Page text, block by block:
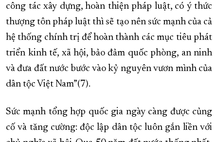
công tác xây dựng, hoàn thiện pháp luật, có ý thức
thượng tôn pháp luật thì sẽ tạo nên sức mạnh của cả
hệ thống chính trị để hoàn thành các mục tiêu phát
triển kinh tế, xã hội, bảo đảm quốc phòng, an ninh
và đưa đất nước bước vào kỷ nguyên vươn mình của
dân tộc Việt Nam”(7).
Sức mạnh tổng hợp quốc gia ngày càng được củng
cố và tăng cường: độc lập dân tộc luôn gắn liền với